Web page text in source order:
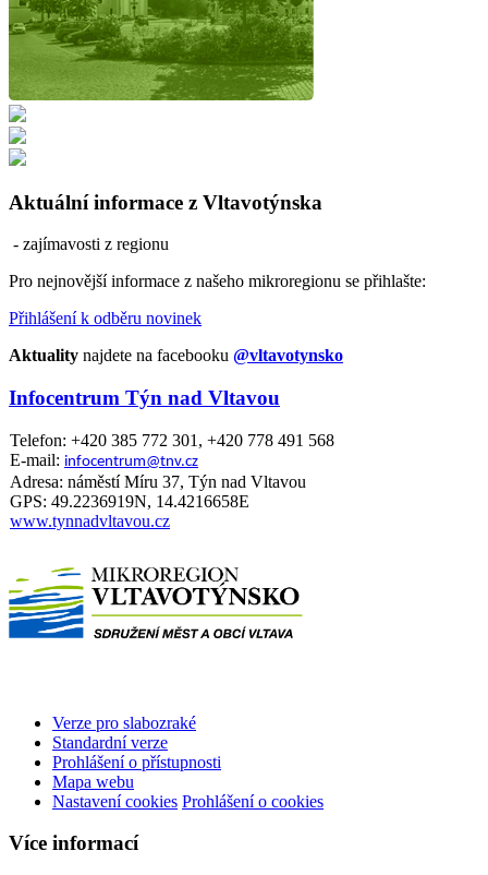
Aktuální informace z Vltavotýnska
- zajímavosti z regionu
Pro nejnovější informace z našeho mikroregionu se přihlašte:
Přihlášení k odběru novinek
Aktuality najdete na facebooku @vltavotynsko
Infocentrum Týn nad Vltavou
Telefon: +420 385 772 301, +420 778 491 568
E-mail: infocentrum@tnv.cz
Adresa: náměstí Míru 37, Týn nad Vltavou
GPS: 49.2236919N, 14.4216658E
www.tynnadvltavou.cz
Verze pro slabozraké
Standardní verze
Prohlášení o přístupnosti
Mapa webu
Nastavení cookies Prohlášení o cookies
Více informací